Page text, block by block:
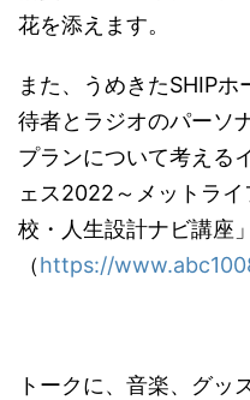
花を添えます。
また、うめきたSHIP
待者とラジオのパーソ
プランについて考える
ェス2022～メットラ
校・人生設計ナビ講座
（https://
トークに、音楽、グッ